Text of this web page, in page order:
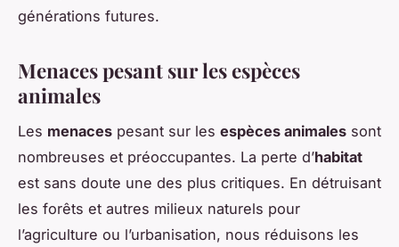
générations futures.
Menaces pesant sur les espèces
animales
Les menaces pesant sur les espèces animales sont
nombreuses et préoccupantes. La perte d’habitat
est sans doute une des plus critiques. En détruisant
les forêts et autres milieux naturels pour
l’agriculture ou l’urbanisation, nous réduisons les